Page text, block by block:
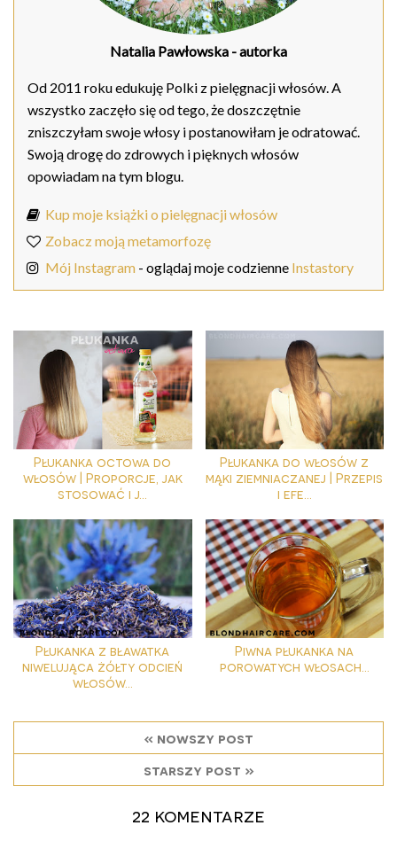
Natalia Pawłowska - autorka
Od 2011 roku edukuję Polki z pielęgnacji włosów. A
wszystko zaczęło się od tego, że doszczętnie
zniszczyłam swoje włosy i postanowiłam je odratować.
Swoją drogę do zdrowych i pięknych włosów
opowiadam na tym blogu.
Kup moje książki o pielęgnacji włosów
Zobacz moją metamorfozę
Mój Instagram - oglądaj moje codzienne Instastory
Płukanka octowa do
włosów | Proporcje, jak
stosować i j...
Płukanka do włosów z
mąki ziemniaczanej | Przepis
i efe...
Płukanka z bławatka
niwelująca żółty odcień
włosów...
Piwna płukanka na
porowatych włosach...
« nowszy post
starszy post »
22 komentarze